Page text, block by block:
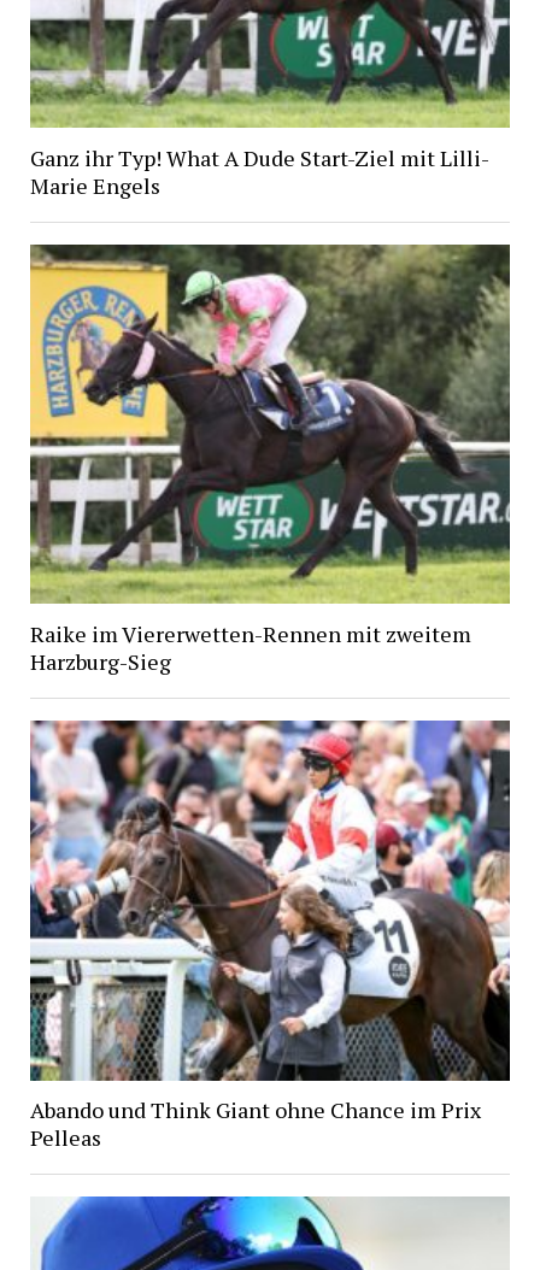
Ganz ihr Typ! What A Dude Start-Ziel mit Lilli-
Marie Engels
Raike im Viererwetten-Rennen mit zweitem
Harzburg-Sieg
Abando und Think Giant ohne Chance im Prix
Pelleas